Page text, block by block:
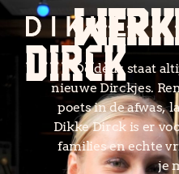
De deur staat
nieuwe Dirckjes.
poets in de afwas,
Dikke Dirck is er
families en echte
je